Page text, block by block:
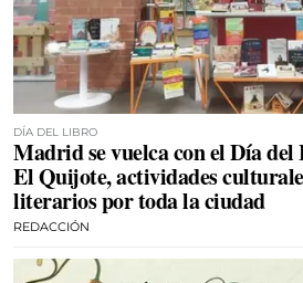
DÍA DEL LIBRO
Madrid se vuelca con el Día
El Quijote, actividades
literarios por toda la ciudad
REDACCIÓN